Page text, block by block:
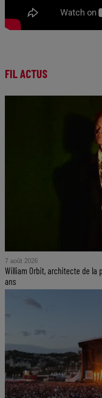
FIL ACTUS
7 août 2026
William Orbit, architecte de la
ans